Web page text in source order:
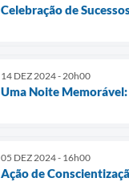
Celebração de
14 DEZ 2024 - 20h00
Uma Noite
05 DEZ 2024 - 16h00
Ação de